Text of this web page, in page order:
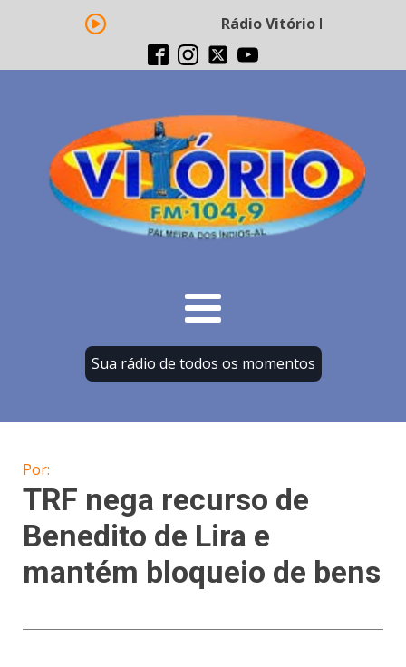
Rádio Vitório FM -
Sua rádio de todos os momentos
Por:
TRF nega recurso de
Benedito de Lira e
mantém bloqueio de bens